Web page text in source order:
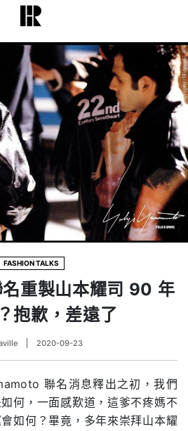
FASHION TALKS
重製山本耀司 90 年
抱歉，差遠了
2020-09-23
聯名消息釋出之初，我們
何，一面感歎道，這爹不疼媽不
如何？畢竟，多年來崇拜山本耀